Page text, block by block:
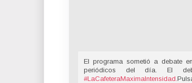
El programa sometió a debate
periódicos del día. El
#LaCafeteraMaximaIntensidad